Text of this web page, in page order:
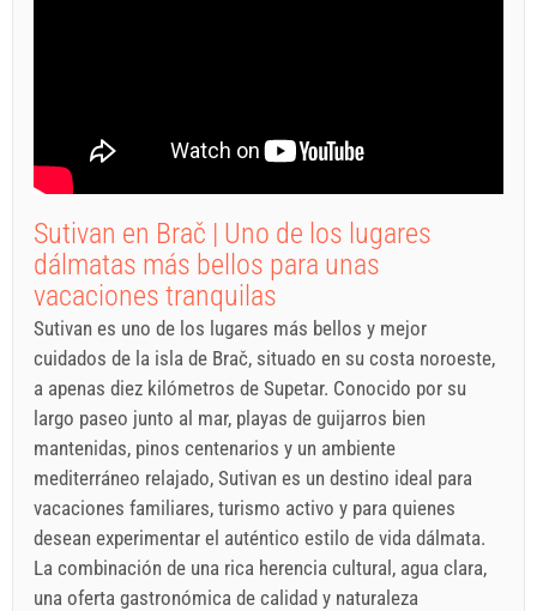
Sutivan en Brač | Uno de los lugares
dálmatas más bellos para unas
vacaciones tranquilas
Sutivan es uno de los lugares más bellos y mejor
cuidados de la isla de Brač, situado en su costa noroeste,
a apenas diez kilómetros de Supetar. Conocido por su
largo paseo junto al mar, playas de guijarros bien
mantenidas, pinos centenarios y un ambiente
mediterráneo relajado, Sutivan es un destino ideal para
vacaciones familiares, turismo activo y para quienes
desean experimentar el auténtico estilo de vida dálmata.
La combinación de una rica herencia cultural, agua clara,
una oferta gastronómica de calidad y naturaleza